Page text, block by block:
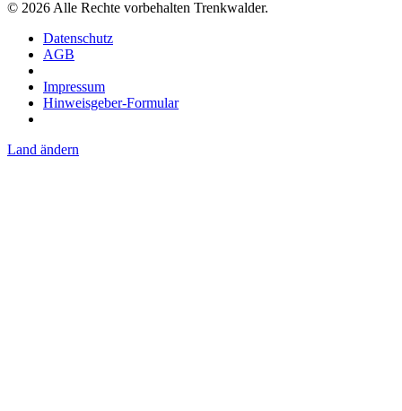
© 2026 Alle Rechte vorbehalten Trenkwalder.
Datenschutz
AGB
Impressum
Hinweisgeber-Formular
Land ändern